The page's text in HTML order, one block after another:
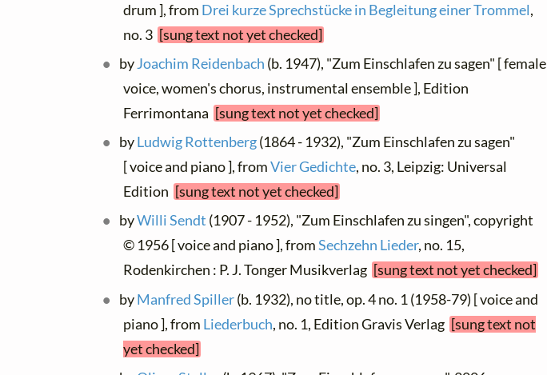
drum ], from Drei kurze Sprechstücke in Begleitung einer Trommel,
no. 3 [sung text not yet checked]
byJoachim Reidenbach (b. 1947), "Zum Einschlafen zu sagen" [ female
voice, women's chorus, instrumental ensemble ], Edition
Ferrimontana [sung text not yet checked]
byLudwig Rottenberg(1864 - 1932), "Zum Einschlafen zu sagen"
[ voice and piano ], fromVier Gedichte, no. 3, Leipzig: Universal
Edition [sung text not yet checked]
byWilli Sendt (1907 - 1952), "Zum Einschlafen zu singen", copyright
© 1956 [ voice and piano ], fromSechzehn Lieder, no. 15,
Rodenkirchen : P. J. Tonger Musikverlag [sung text not yet checked]
byManfred Spiller(b. 1932), no title, op. 4 no. 1 (1958-79) [ voice and
piano ], from Liederbuch, no. 1, Edition Gravis Verlag [sung text not
yet checked]